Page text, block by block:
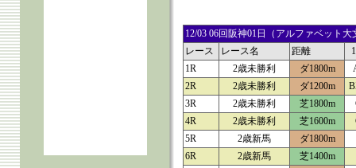
12/03 06回阪神01日（アルファベット
レース
レース名 距離
1R
2歳未勝利 ダ1800m
2R
2歳未勝利 ダ1200m
3R
2歳未勝利 芝1800m
4R
2歳未勝利 芝1600m
5R
2歳新馬
ダ1800m
6R
2歳新馬
芝1400m